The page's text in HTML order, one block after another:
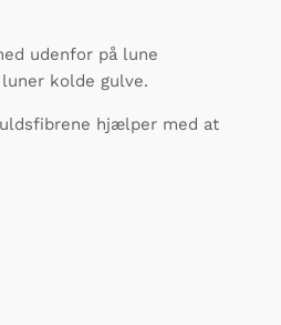
udenfor på lune
kolde gulve.
hjælper med at